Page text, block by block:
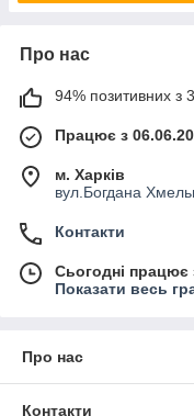
Про нас
94% позитивних з
Працює з
м. Харків
вул.Богдана
Контакти
Сьогодні працює
Показати весь
Про нас
Контакти